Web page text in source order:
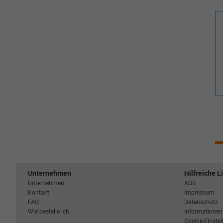
Unternehmen
Unternehmen
Kontakt
FAQ
Wie bestelle ich
Hilfreiche
AGB
Impressum
Datenschutz
Cookie-